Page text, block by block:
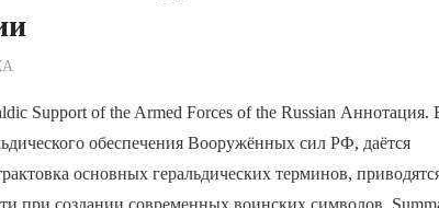
Support of the Armed Forces of the Russian Аннотация.
обеспечения Вооружённых сил РФ, даётся
основных геральдических терминов,
при создании современных воинских символов.